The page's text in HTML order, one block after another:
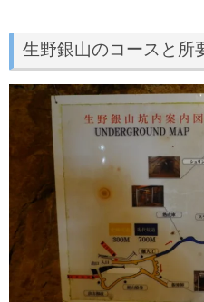
生野銀山のコースと所